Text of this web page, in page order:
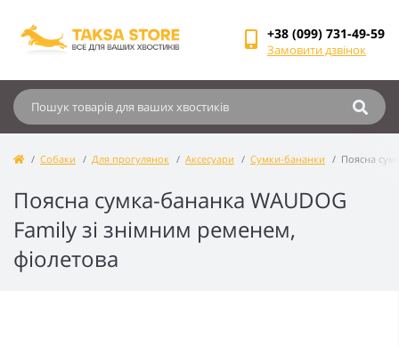
+38 (099) 731-49-59
Замовити дзвінок
Собаки Для прогулянок Аксесуари Сумки-бананки Поясна
Поясна сумка-бананка WAUDOG
Family зі знімним ременем,
фіолетова